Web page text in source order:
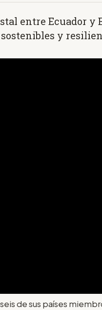
entre Ecuador y
y
de sus países